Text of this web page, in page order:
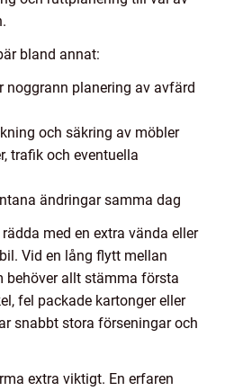
bland annat:
noggrann planering av avfärd
och säkring av möbler
trafik och eventuella
ändringar samma dag
med en extra vända eller
Vid en lång flytt mellan
behöver allt stämma första
fel packade kartonger eller
snabbt stora förseningar och
extra viktigt. En erfaren